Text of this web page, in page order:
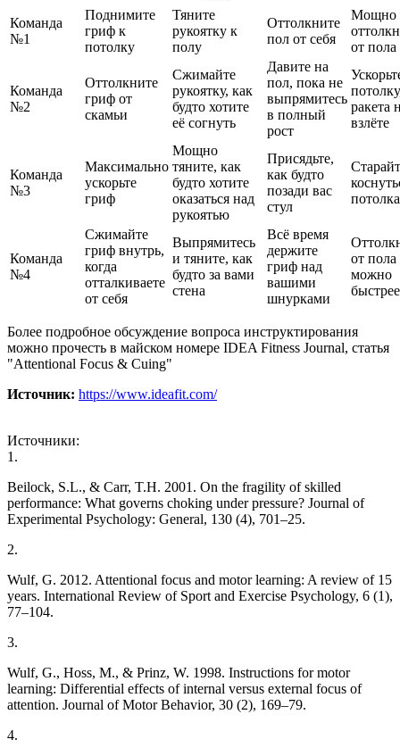
Команда
№1
Поднимите
гриф к
потолку
Тяните
рукоятку к
полу
Оттолкните
пол от себя
Мощно
от пола
Команда
№2
Оттолкните
гриф от
скамьи
Сжимайте
рукоятку, как
будто хотите
её согнуть
Давите на
пол, пока не
выпрямитесь
в полный
рост
ракета
взлёте
Команда
№3
Максимально
ускорьте
гриф
Мощно
тяните, как
будто хотите
оказаться над
рукоятью
Присядьте,
как будто
позади вас
стул
потолка
Команда
№4
Сжимайте
гриф внутрь,
когда
отталкиваете
от себя
Выпрямитесь
и тяните, как
будто за вами
стена
Всё время
держите
гриф над
вашими
шнурками
от пола
можно
быстрее
Более подробное обсуждение вопроса инструктирования
можно прочесть в майском номере IDEA Fitness Journal, статья
"Attentional Focus & Cuing"
Источник: https://www.ideafit.com/
Источники:
1.
Beilock, S.L., & Carr, T.H. 2001. On the fragility of skilled
performance: What governs choking under pressure? Journal of
Experimental Psychology: General, 130 (4), 701–25.
2.
Wulf, G. 2012. Attentional focus and motor learning: A review of 15
years. International Review of Sport and Exercise Psychology, 6 (1),
77–104.
3.
Wulf, G., Hoss, M., & Prinz, W. 1998. Instructions for motor
learning: Differential effects of internal versus external focus of
attention. Journal of Motor Behavior, 30 (2), 169–79.
4.